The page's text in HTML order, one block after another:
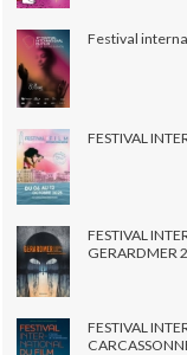
Festival
FESTIVAL
FESTIVAL
GERARDMER
FESTIVAL